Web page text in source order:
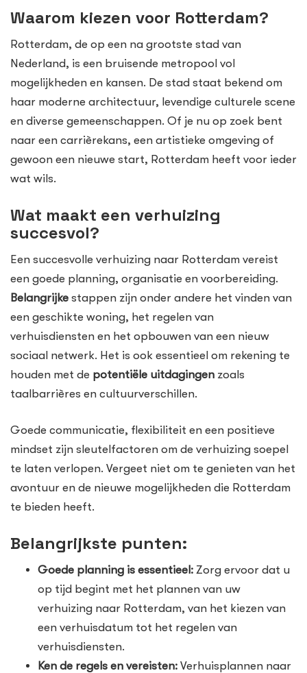
Waarom kiezen voor Rotterdam?
Rotterdam, de op een na grootste stad van
Nederland, is een bruisende metropool vol
mogelijkheden en kansen. De stad staat bekend om
haar moderne architectuur, levendige culturele scene
en diverse gemeenschappen. Of je nu op zoek bent
naar een carrièrekans, een artistieke omgeving of
gewoon een nieuwe start, Rotterdam heeft voor ieder
wat wils.
Wat maakt een verhuizing
succesvol?
Een succesvolle verhuizing naar Rotterdam vereist
een goede planning, organisatie en voorbereiding.
Belangrijke stappen zijn onder andere het vinden van
een geschikte woning, het regelen van
verhuisdiensten en het opbouwen van een nieuw
sociaal netwerk. Het is ook essentieel om rekening te
houden met de potentiële uitdagingen zoals
taalbarrières en cultuurverschillen.
Goede communicatie, flexibiliteit en een positieve
mindset zijn sleutelfactoren om de verhuizing soepel
te laten verlopen. Vergeet niet om te genieten van het
avontuur en de nieuwe mogelijkheden die Rotterdam
te bieden heeft.
Belangrijkste punten:
Goede planning is essentieel: Zorg ervoor dat u
op tijd begint met het plannen van uw
verhuizing naar Rotterdam, van het kiezen van
een verhuisdatum tot het regelen van
verhuisdiensten.
Ken de regels en vereisten: Verhuisplannen naar